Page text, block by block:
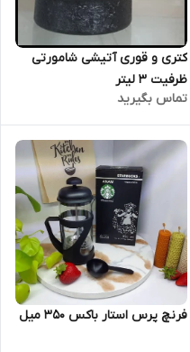
کتری و قوری آتیشی شامورتی
ظرفیت 3 لیتر
تماس بگیرید
فرنچ پرس استار باکس ۳۵۰ میل